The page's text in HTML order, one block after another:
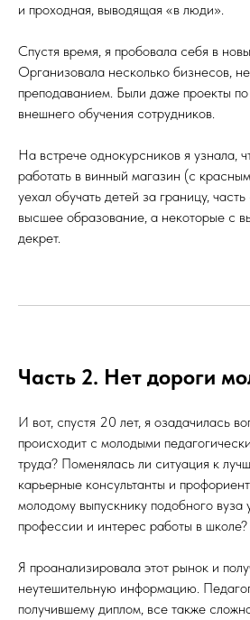
и проходная, выводящая «в люди».
Спустя время, я пробовала себя в
Организовала несколько бизнесов,
преподаванием. Были даже проекты
внешнего обучения сотрудников.⠀
На встрече однокурсников я узнала,
работать в винный магазин (с
уехал обучать детей за границу,
высшее образование, а некоторые с
декрет.
Часть 2. Нет дороги
И вот, спустя 20 лет, я озадачилась
происходит с молодыми
труда? Поменялась ли ситуация к
карьерные консультанты и
молодому выпускнику подобного вуза
профессии и интерес работы в школе?
Я проанализировала этот рынок и
неутешительную информацию.
получившему диплом, все также